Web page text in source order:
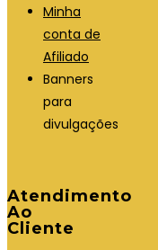
Minha
conta de
Afiliado
Banners
para
divulgações
Atendimento
Ao
Cliente